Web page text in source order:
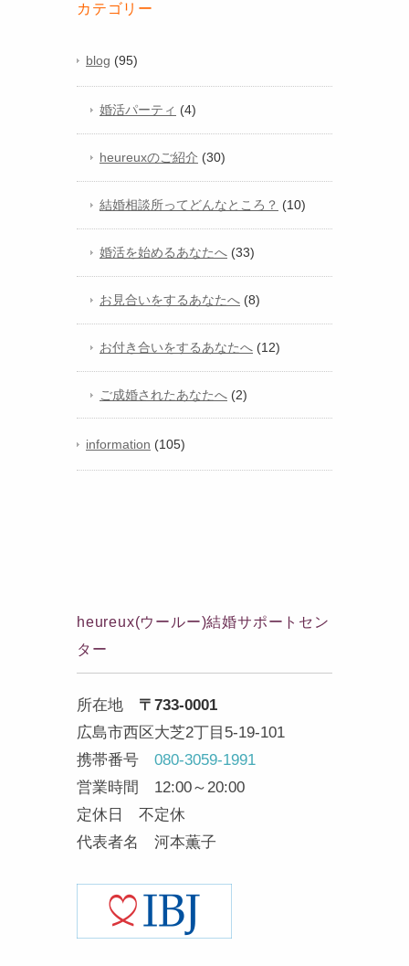
カテゴリー
blog (95)
婚活パーティ (4)
heureuxのご紹介 (30)
結婚相談所ってどんなところ？ (10)
婚活を始めるあなたへ (33)
お見合いをするあなたへ (8)
お付き合いをするあなたへ (12)
ご成婚されたあなたへ (2)
information (105)
heureux(ウールー)結婚サポートセン
ター
所在地 〒733-0001
広島市西区大芝2丁目5-19-101
携帯番号 080-3059-1991
営業時間 12:00～20:00
定休日 不定休
代表者名 河本薫子